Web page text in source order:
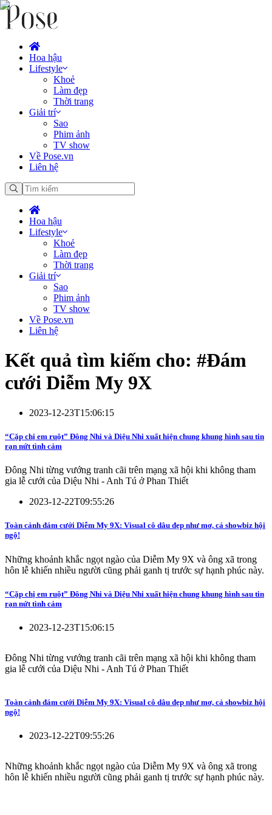
Hoa hậu
Lifestyle
Khoẻ
Làm đẹp
Thời trang
Giải trí
Sao
Phim ảnh
TV show
Về Pose.vn
Liên hệ
Hoa hậu
Lifestyle
Khoẻ
Làm đẹp
Thời trang
Giải trí
Sao
Phim ảnh
TV show
Về Pose.vn
Liên hệ
Kết quả tìm kiếm cho: #Đám
cưới Diễm My 9X
2023-12-23T15:06:15
“Cặp chị em ruột” Đông Nhi và Diệu Nhi xuất hiện chung khung hình sau tin
rạn nứt tình cảm
Đông Nhi từng vướng tranh cãi trên mạng xã hội khi không tham
gia lễ cưới của Diệu Nhi - Anh Tú ở Phan Thiết
2023-12-22T09:55:26
Toàn cảnh đám cưới Diễm My 9X: Visual cô dâu đẹp như mơ, cả showbiz hội
ngộ!
Những khoảnh khắc ngọt ngào của Diễm My 9X và ông xã trong
hôn lễ khiến nhiều người cũng phải ganh tị trước sự hạnh phúc này.
“Cặp chị em ruột” Đông Nhi và Diệu Nhi xuất hiện chung khung hình sau tin
rạn nứt tình cảm
2023-12-23T15:06:15
Đông Nhi từng vướng tranh cãi trên mạng xã hội khi không tham
gia lễ cưới của Diệu Nhi - Anh Tú ở Phan Thiết
Toàn cảnh đám cưới Diễm My 9X: Visual cô dâu đẹp như mơ, cả showbiz hội
ngộ!
2023-12-22T09:55:26
Những khoảnh khắc ngọt ngào của Diễm My 9X và ông xã trong
hôn lễ khiến nhiều người cũng phải ganh tị trước sự hạnh phúc này.